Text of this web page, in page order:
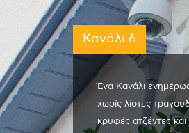
Κανάλι 6
Ένα Κανάλι
χωρίς λίστες
κρυφές ατζέντες